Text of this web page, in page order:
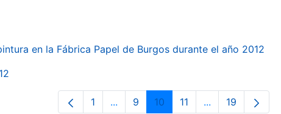
en la Fábrica Papel de Burgos durante el año 2012
Page
1 ...Intermediate Pages Use TAB to
Page
9 Page
10 Page
11 ...Intermediate
Page
19